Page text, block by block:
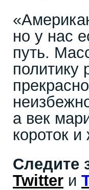
но у нас
путь.
политику
а век
короток и
Следите
Twitter и